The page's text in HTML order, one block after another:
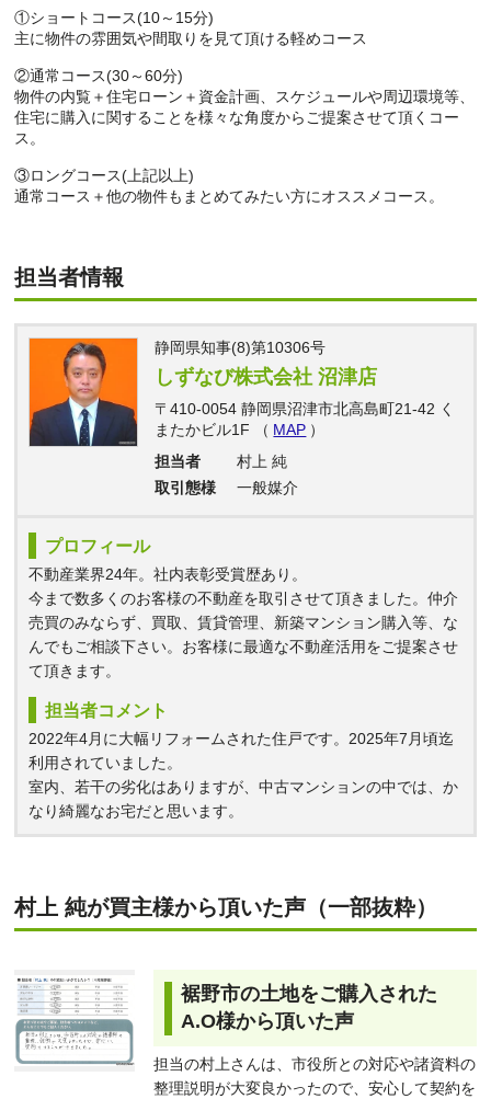
①ショートコース(10～15分)
主に物件の雰囲気や間取りを見て頂ける軽めコース
②通常コース(30～60分)
物件の内覧＋住宅ローン＋資金計画、スケジュールや周辺環境等、
住宅に購入に関することを様々な角度からご提案させて頂くコー
ス。
③ロングコース(上記以上)
通常コース＋他の物件もまとめてみたい方にオススメコース。
担当者情報
静岡県知事(8)第10306号
しずなび株式会社 沼津店
〒410-0054 静岡県沼津市北高島町21-42 く
またかビル1F （ MAP ）
担当者
村上 純
取引態様
一般媒介
プロフィール
不動産業界24年。社内表彰受賞歴あり。
今まで数多くのお客様の不動産を取引させて頂きました。仲介
売買のみならず、買取、賃貸管理、新築マンション購入等、な
んでもご相談下さい。お客様に最適な不動産活用をご提案させ
て頂きます。
担当者コメント
2022年4月に大幅リフォームされた住戸です。2025年7月頃迄
利用されていました。
室内、若干の劣化はありますが、中古マンションの中では、か
なり綺麗なお宅だと思います。
村上 純が買主様から頂いた声（一部抜粋）
裾野市の土地をご購入された
A.O様から頂いた声
担当の村上さんは、市役所との対応や諸資料の
整理説明が大変良かったので、安心して契約を